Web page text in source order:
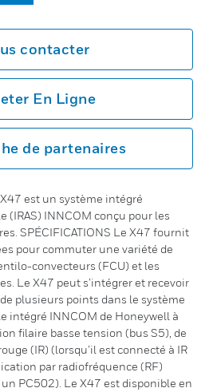
contacter
En Ligne
de partenaires
est un système intégré
(IRAS) INNCOM conçu pour les
SPÉCIFICATIONS Le X47 fournit
pour commuter une variété de
convecteurs (FCU) et les
Le X47 peut s’intégrer et recevoir
plusieurs points dans le système
intégré INNCOM de Honeywell à
filaire basse tension (bus S5), de
(IR) (lorsqu’il est connecté à IR
par radiofréquence (RF)
PC502). Le X47 est disponible en